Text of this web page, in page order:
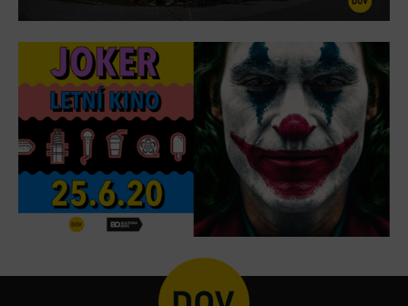
Tematické dárkové poukazy
Pro školy
DOVýuky
Kroužky pro děti
Výjezdní akce